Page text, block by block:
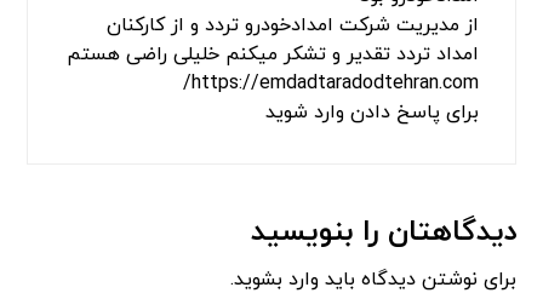
امداد خودرو تردد تهران
ماشینم در تهران منطقه تهران پارس دچار خرابی
شده بود
از امداد خودرو تردد تهران درخواست خدمات حمل
خودرو کردم
اخلاق و هم از نظر قیمت ارزان‌تر از سایر شرکت
امدادخودرو بود
از مدیریت شرکت امدادخودرو تردد و از کارکنان